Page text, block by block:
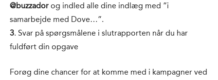
@buzzador og indled alle dine indlæg med ”i
samarbejde med Dove…”.
3. Svar på spørgsmålene i slutrapporten når du har
fuldført din opgave
Forøg dine chancer for at komme med i kampagner ved